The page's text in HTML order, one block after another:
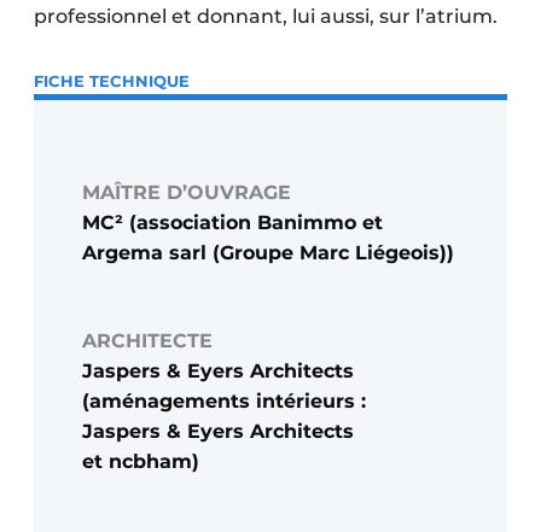
professionnel et donnant, lui aussi, sur l’atrium.
FICHE TECHNIQUE
MAÎTRE D’OUVRAGE
MC² (association Banimmo et
Argema sarl (Groupe Marc Liégeois))
ARCHITECTE
Jaspers & Eyers Architects
(aménagements intérieurs :
Jaspers & Eyers Architects
et ncbham)